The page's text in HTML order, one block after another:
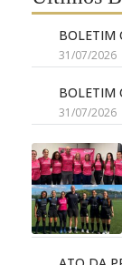
BOLETIM
31/07/2026
BOLETIM
31/07/2026